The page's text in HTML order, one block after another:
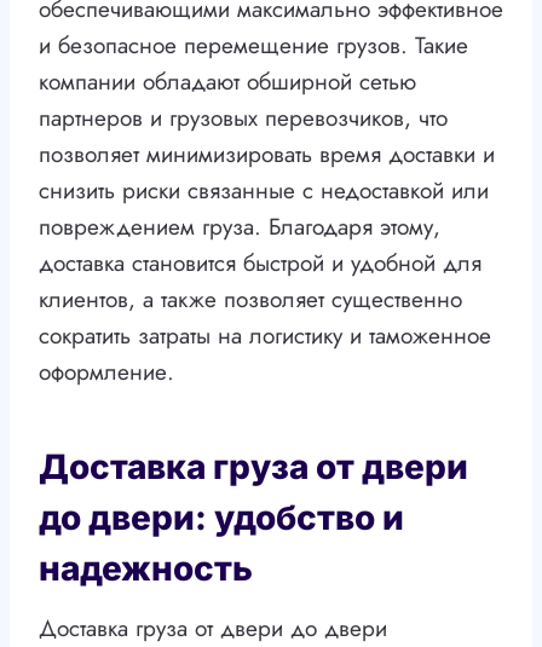
обеспечивающими максимально эффективное
и безопасное перемещение грузов. Такие
компании обладают обширной сетью
партнеров и грузовых перевозчиков, что
позволяет минимизировать время доставки и
снизить риски связанные с недоставкой или
повреждением груза. Благодаря этому,
доставка становится быстрой и удобной для
клиентов, а также позволяет существенно
сократить затраты на логистику и таможенное
оформление.
Доставка груза от двери
до двери: удобство и
надежность
Доставка груза от двери до двери